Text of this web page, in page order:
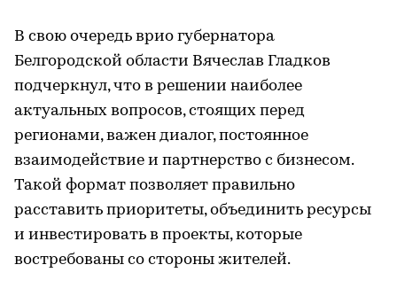
В свою очередь врио губернатора
Белгородской области Вячеслав Гладков
подчеркнул, что в решении наиболее
актуальных вопросов, стоящих перед
регионами, важен диалог, постоянное
взаимодействие и партнерство с бизнесом.
Такой формат позволяет правильно
расставить приоритеты, объединить ресурсы
и инвестировать в проекты, которые
востребованы со стороны жителей.